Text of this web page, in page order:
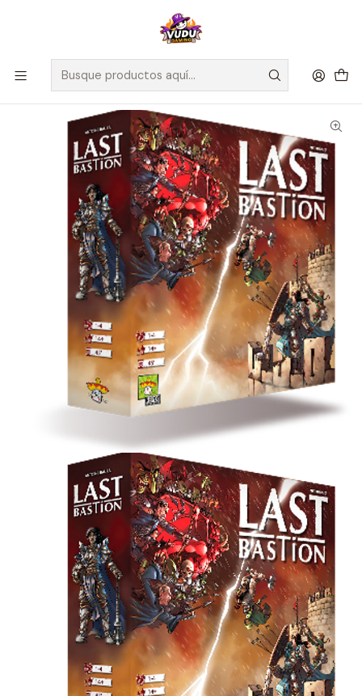
🚀 ¡Despachamos a todo Chile! Envío GRATIS a Regiones sobre
$100.000 y a RM sobre $35.000
Juegos de Mesa Competitivos Last Bastion - Inglés